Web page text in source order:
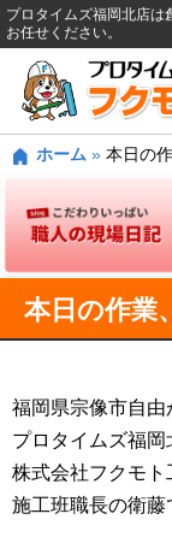
プロタイムズ福岡北店は
お任せください。
ホーム » 本日の
本日の作業
福岡県宗像市自由
プロタイムズ福岡
株式会社フクモト
施工班職長の衛